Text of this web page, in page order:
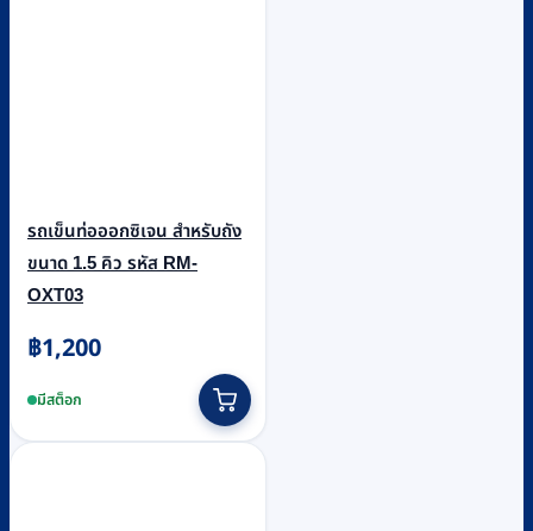
รถเข็นท่อออกซิเจน สำหรับถัง
ขนาด 1.5 คิว รหัส RM-
OXT03
฿1,200
มีสต็อก